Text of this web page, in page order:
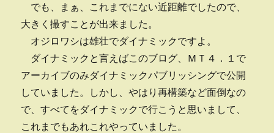
でも、まぁ、これまでにない近距離でしたので、
大きく撮すことが出来ました。
オジロワシは雄壮でダイナミックですよ。
ダイナミックと言えばこのブログ、ＭＴ４．１で
アーカイブのみダイナミックパブリッシングで公開
していました。しかし、やはり再構築など面倒なの
で、すべてをダイナミックで行こうと思いまして、
これまでもあれこれやっていました。